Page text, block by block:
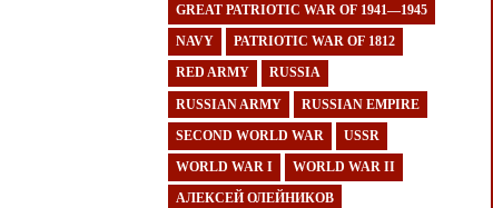
GREAT PATRIOTIC WAR OF 1941—1945
NAVY PATRIOTIC WAR OF 1812
RED ARMY RUSSIA
RUSSIAN ARMY RUSSIAN EMPIRE
SECOND WORLD WAR USSR
WORLD WAR I WORLD WAR II
АЛЕКСЕЙ ОЛЕЙНИКОВ